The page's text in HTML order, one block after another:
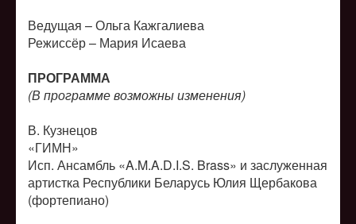
Ведущая – Ольга Кажгалиева
Режиссёр – Мария Исаева
ПРОГРАММА
(В программе возможны изменения)
В. Кузнецов
«ГИМН»
Исп. Ансамбль «A.M.A.D.I.S. Brass» и заслуженная
артистка Республики Беларусь Юлия Щербакова
(фортепиано)